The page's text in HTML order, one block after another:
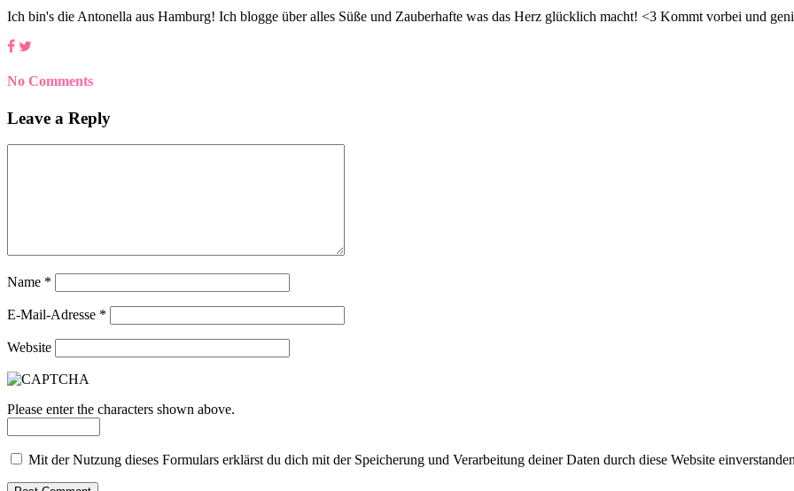
Ich bin's die Antonella aus Hamburg! Ich blogge über alles Süße und Zauberhafte was das Herz glücklich macht! <3 Kommt vorbei und
No Comments
Leave a Reply
Name *
E-Mail-Adresse *
Website
Please enter the characters shown above.
Mit der Nutzung dieses Formulars erklärst du dich mit der Speicherung und Verarbeitung deiner Daten durch diese Website